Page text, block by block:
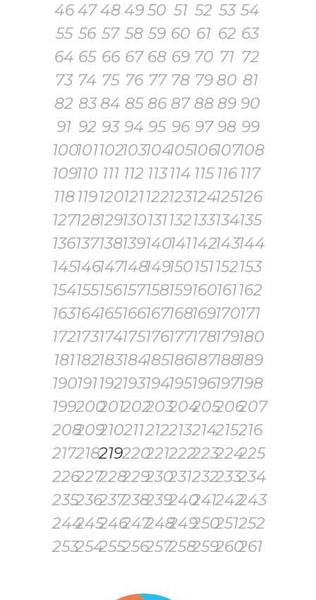
46 474849 50 51 52 53 54
55 56 57 58 59 60 61 62 63
64 65 66 67 68 69 70 71 72
73 74 75 76 77 78 79 80 81
82 83 84 85 86 87 88 89 90
91 92 93 94 95 96 97 98 99
100101102103104105106107108
109110 111 112 113 114 115 116 117
118 119120121122123124125126
127128129130131132133134135
136137138139140141142143144
145146147148149150151152153
154155156157158159160161162
163164165166167168169170171
172173174175176177178179180
181182183184185186187188189
190191192193194195196197198
199200201202203204205206207
208209210211212213214215216
217218219220221222223224225
226227228229230231232233234
235236237238239240241242243
244245246247248249250251252
253254255256257258259260261